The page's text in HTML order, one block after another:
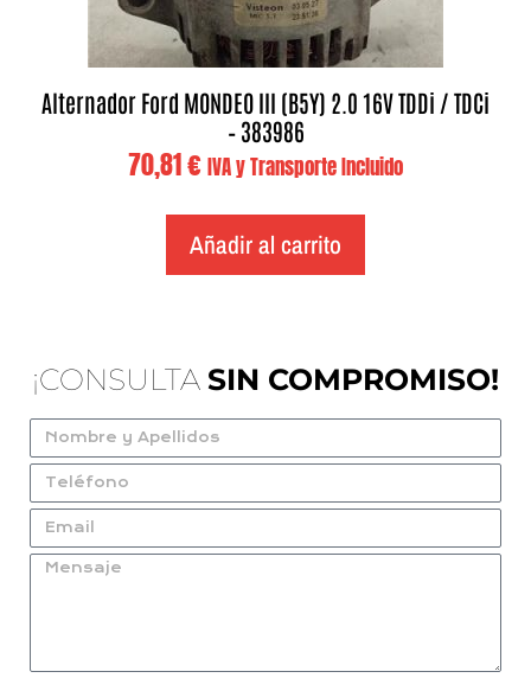
Alternador Ford MONDEO III (B5Y) 2.0 16V TDDi / TDCi
– 383986
70,81€ IVA y Transporte Incluido
Añadir al carrito
¡CONSULTA SIN COMPROMISO!